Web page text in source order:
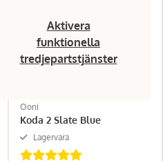
Aktivera
funktionella
tredjepartstjänster
Ooni
Koda 2 Slate Blue
Lagervara